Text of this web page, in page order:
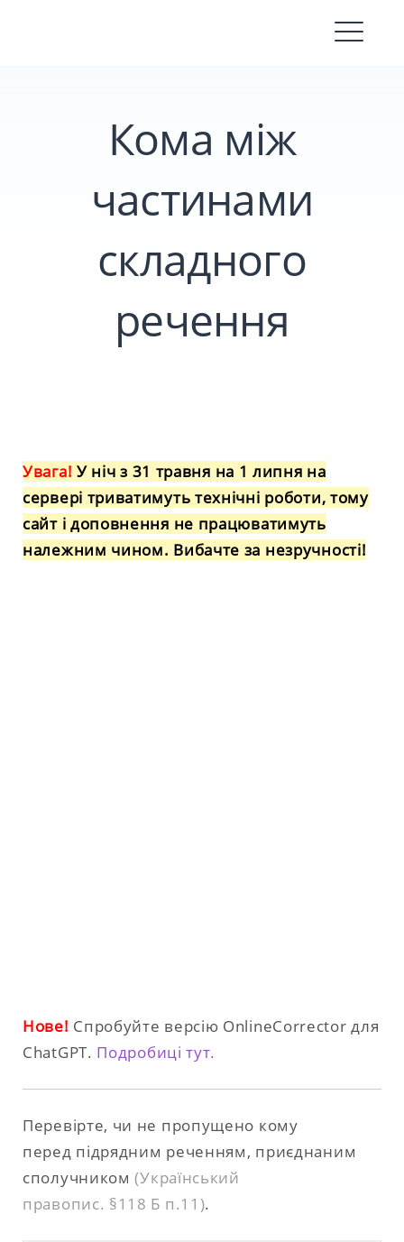
Кома між
частинами
складного
речення
Увага! У ніч з 31 травня на 1 липня на
сервері триватимуть технічні роботи, тому
сайт і доповнення не працюватимуть
належним чином. Вибачте за незручності!
Нове! Спробуйте версію OnlineCorrector для
ChatGPT. Подробиці тут.
Перевірте, чи не пропущено кому
перед підрядним реченням, приєднаним
сполучником(Український
правопис. §118 Б п.11).